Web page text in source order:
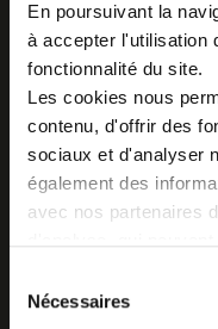
En poursuivant la
à accepter l'utilisation
fonctionnalité du site.
Les cookies nous
contenu, d'offrir des
sociaux et d'analyser
également des
avec nos partenaires
collectées lors de
Nécessaires
Z.I.
42291
Tél. :